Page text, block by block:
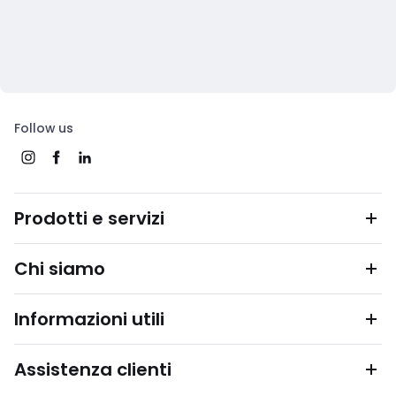
Follow us
Prodotti e servizi
Chi siamo
Informazioni utili
Assistenza clienti